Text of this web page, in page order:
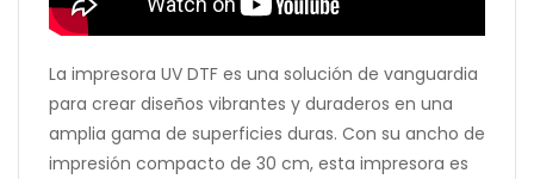
La impresora UV DTF es una solución de vanguardia
para crear diseños vibrantes y duraderos en una
amplia gama de superficies duras. Con su ancho de
impresión compacto de 30 cm, esta impresora es